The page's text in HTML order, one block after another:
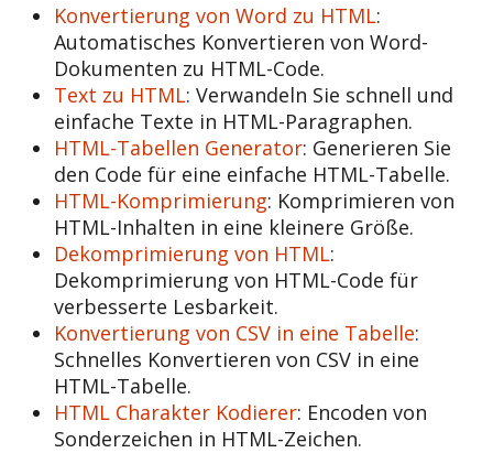
Konvertierung von Word zu HTML:
Automatisches Konvertieren von Word-
Dokumenten zu HTML-Code.
Text zu HTML: Verwandeln Sie schnell und
einfache Texte in HTML-Paragraphen.
HTML-Tabellen Generator: Generieren Sie
den Code für eine einfache HTML-Tabelle.
HTML-Komprimierung: Komprimieren von
HTML-Inhalten in eine kleinere Größe.
Dekomprimierung von HTML:
Dekomprimierung von HTML-Code für
verbesserte Lesbarkeit.
Konvertierung von CSV in eine Tabelle:
Schnelles Konvertieren von CSV in eine
HTML-Tabelle.
HTML Charakter Kodierer: Encoden von
Sonderzeichen in HTML-Zeichen.